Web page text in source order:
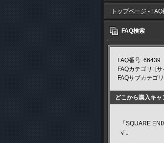
トップページ -
FAQ検索
FAQ番号: 66439
FAQカテゴリ: [
FAQサブカテゴ
どこから購入キ
「SQUARE
す。